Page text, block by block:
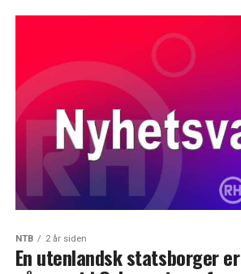
NTB 2 år siden
En utenlandsk statsborger er